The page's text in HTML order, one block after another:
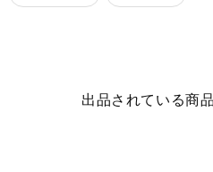
出品されている商